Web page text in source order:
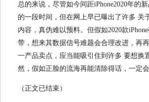
总的来说，尽管如今间距iPhone2020年的
的一段时间，但在网上早已曝出了许多 关
内容，真伪难以预料。但假如2020款
带，想来其数据信号难题会合理改进，再
一产品卖点，应当能吸引住到许多 要想换
然，假如正脸的流海再能清除得话，一定会
（正文已结束）